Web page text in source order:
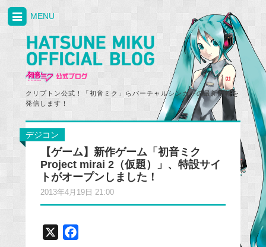
クリプトン公式！「初音ミク」らバーチャルシンガーの最新情報を
発信します！
MENU
デジコン
【ゲーム】新作ゲーム「初音ミク
Project mirai 2（仮題）」、特設サイ
トがオープンしました！
2013年4月19日 21:00